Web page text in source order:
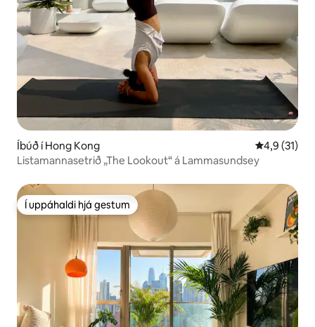
Íbúð í Hong Kong 4,9 af 5 í
4,9 (31)
Listamannasetrið „The Lookout“ á Lammasundsey
Í uppáhaldi hjá gestum
Í uppáhaldi hjá gestum